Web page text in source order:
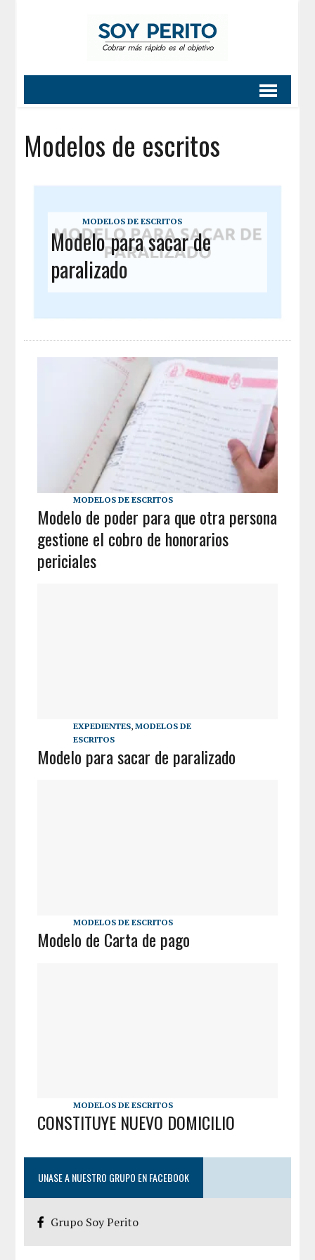
Modelos de escritos
MODELOS DE ESCRITOS
Modelo para sacar de
paralizado
MODELOS DE ESCRITOS
Modelo de poder para que otra persona
gestione el cobro de honorarios
periciales
EXPEDIENTES,MODELOS DE
ESCRITOS
Modelo para sacar de paralizado
MODELOS DE ESCRITOS
Modelo de Carta de pago
MODELOS DE ESCRITOS
CONSTITUYE NUEVO DOMICILIO
UNASE A NUESTRO GRUPO EN FACEBOOK
Grupo Soy Perito